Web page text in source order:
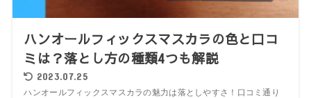
ハンオールフィックスマスカラの色と口コ
ミは？落とし方の種類4つも解説
2023.07.25
ハンオールフィックスマスカラの魅力は落としやすさ！口コミ通り